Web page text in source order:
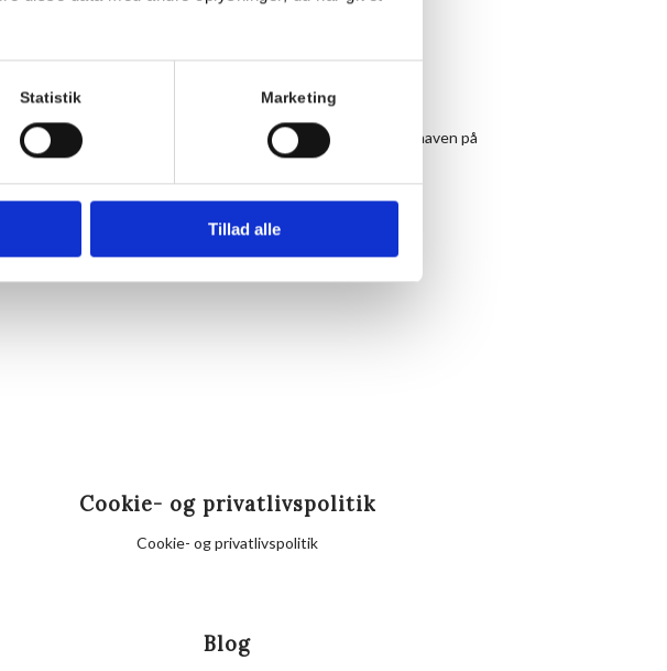
Statistik Marketing
Tillad alle
din nabo eller bedste ven under armen og vær med til yoga i haven på
du kan finde dig til rette.
Cookie- og privatlivspolitik
Cookie- og privatlivspolitik
Blog